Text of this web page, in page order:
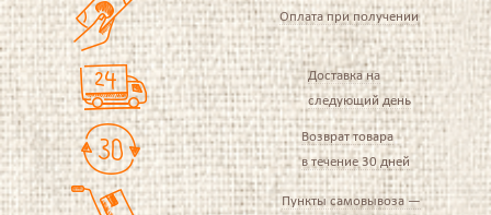
Оплата при получении
Доставка на
следующий день
Возврат товара
в течение 30 дней
Пункты самовывоза —